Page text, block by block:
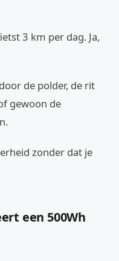
3 km per dag. Ja,
de polder, de rit
gewoon de
zonder dat je
een 500Wh